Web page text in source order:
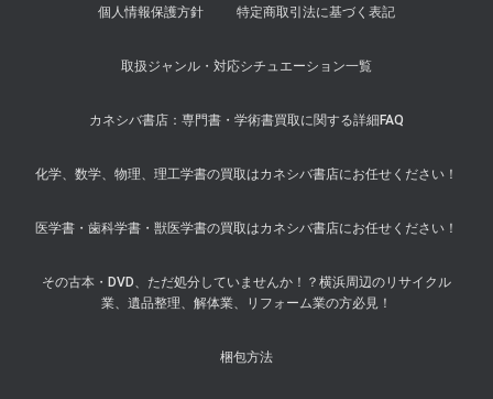
個人情報保護方針 特定商取引法に基づく表記
取扱ジャンル・対応シチュエーション一覧
カネシバ書店：専門書・学術書買取に関する詳細FAQ
化学、数学、物理、理工学書の買取はカネシバ書店にお任せください！
医学書・歯科学書・獣医学書の買取はカネシバ書店にお任せください！
その古本・DVD、ただ処分していませんか！？横浜周辺のリサイクル
業、遺品整理、解体業、リフォーム業の方必見！
梱包方法